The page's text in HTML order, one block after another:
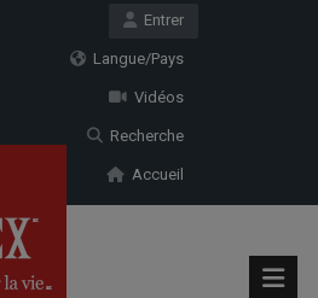
Entrer
Langue/Pays
Vidéos
Recherche
Accueil